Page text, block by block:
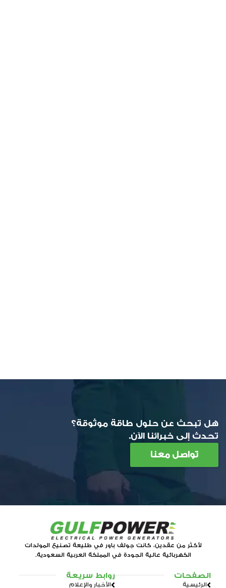
هل تبحث عن حلول طاقة موثوقة؟
تحدث إلى خبرائنا الآن.
تواصل معنا
لأكثر من عقدين، كانت جولف باور في طليعة تصنيع المولدات
الكهربائية عالية الجودة في المملكة العربية السعودية.
الصفحات
الرئيسية
روابط سريعة
الأخبار والإعلام